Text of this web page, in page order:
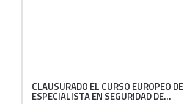
CLAUSURADO EL CURSO EUROPEO DE
ESPECIALISTA EN SEGURIDAD DE...